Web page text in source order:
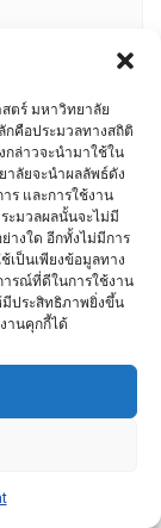
ตร์ มหาวิทยาลัย
คือประมวลทางสถิติ
ล่าวจะนำมาใช้ใน
าลัยจะนำผลลัพธ์ดัง
ร และการใช้งาน
ะมวลผลนั้นจะไม่มี
างใด อีกทั้งไม่มีการ
เป็นเพียงข้อมูลทาง
รณ์ที่ดีในการใช้งาน
ประสิทธิภาพยิ่งขึ้น
านคุกกี้ได้
อบรมด้านพัฒนา